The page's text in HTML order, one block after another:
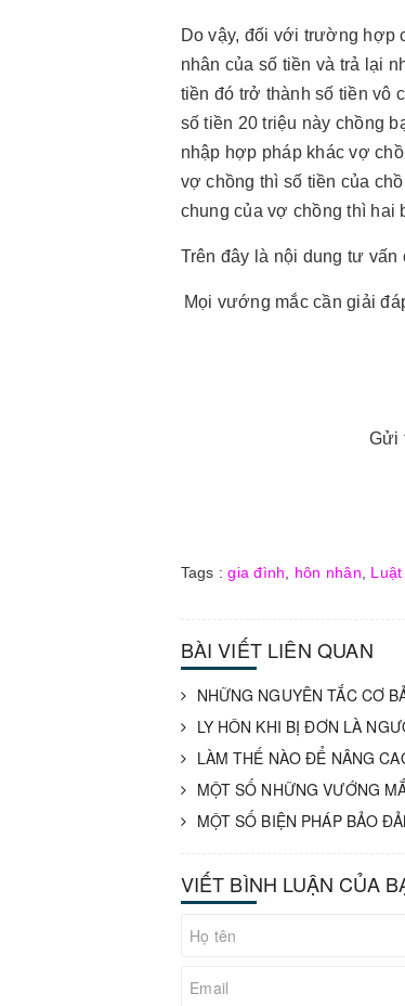
Do vậy, đối với trường hợp
nhân của số tiền và trả lại
tiền đó trở thành số tiền vô
số tiền 20 triệu này chồng
nhập hợp pháp khác vợ
vợ chồng thì số tiền của
chung của vợ chồng thì hai
Trên đây là nội dung tư
Mọi vướng mắc cần giải
Gửi
Tags :gia đình hôn nhân
BÀI VIẾT LIÊN QUAN
NHỮNG NGUYÊN TẮC CƠ
LY HÔN KHI BỊ ĐƠN LÀ
LÀM THẾ NÀO ĐỂ NÂNG
MỘT SỐ NHỮNG VƯỚNG
MỘT SỐ BIỆN PHÁP BẢO
VIẾT BÌNH LUẬN CỦA